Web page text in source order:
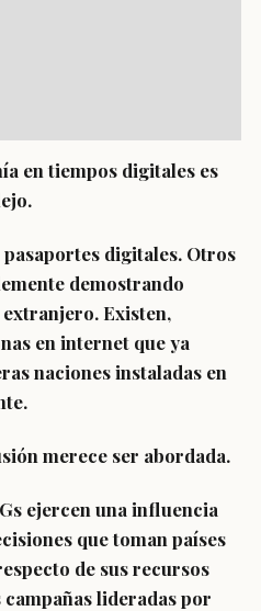
en tiempos digitales es
digitales. Otros
demostrando
Existen,
en internet que ya
naciones instaladas en
merece ser abordada.
ejercen una influencia
que toman países
de sus recursos
lideradas por